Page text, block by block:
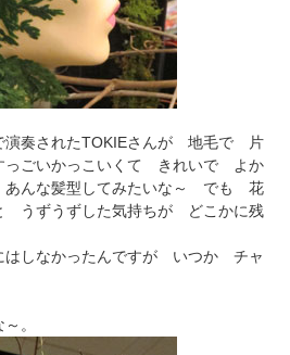
演奏されたTOKIEさんが 地毛で 片
っごいかっこいくて きれいで よか
んな髪型してみたいな～ でも 花
うずうずした気持ちが どこかに残
しなかったんですが いつか チャ
。